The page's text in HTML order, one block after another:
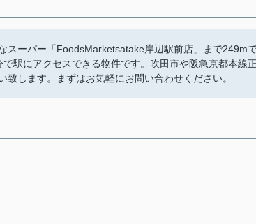
スーパー「FoodsMarketsatake岸辺駅前店」まで249m
駅にアクセスできる物件です。吹田市や阪急京都本線正
します。まずはお気軽にお問い合わせください。